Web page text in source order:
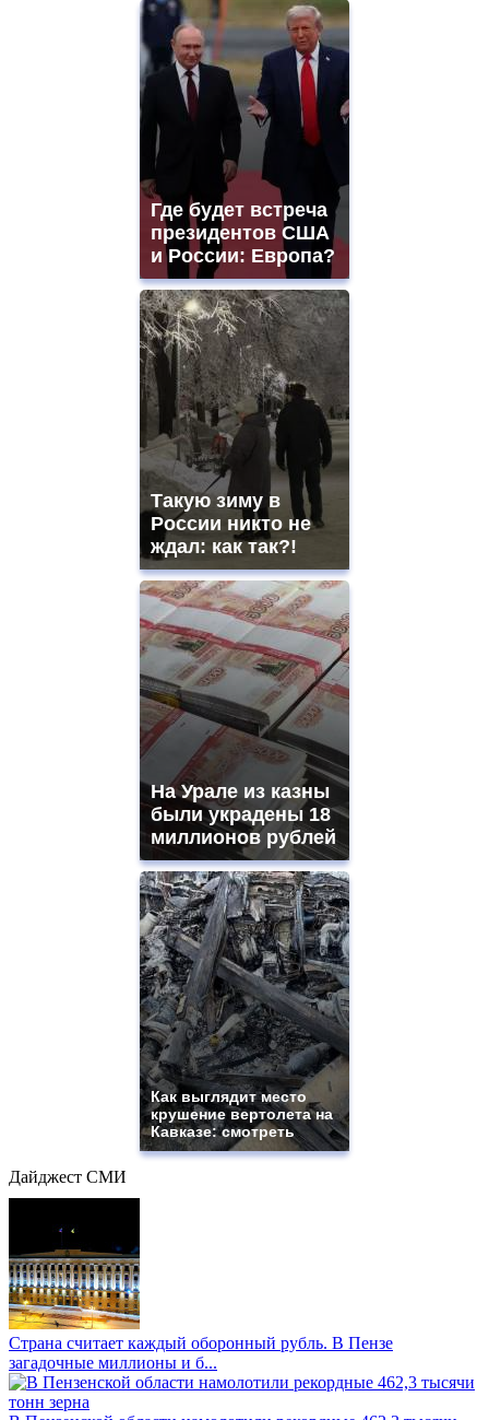
Где будет встреча
президентов США
и России: Европа?
Такую зиму в
России никто не
ждал: как так?!
На Урале из казны
были украдены 18
миллионов рублей
Как выглядит место
крушение вертолета на
Кавказе: смотреть
Дайджест СМИ
Страна считает каждый оборонный рубль. В Пензе
загадочные миллионы и б...